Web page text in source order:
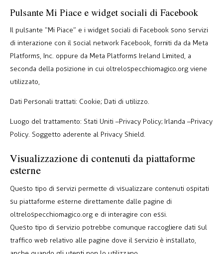
Pulsante Mi Piace e widget sociali di Facebook
Il pulsante “Mi Piace” e i widget sociali di Facebook sono servizi
di interazione con il social network Facebook, forniti da da Meta
Platforms, Inc. oppure da Meta Platforms Ireland Limited, a
seconda della posizione in cui oltrelospecchiomagico.org viene
utilizzato,
Dati Personali trattati: Cookie; Dati di utilizzo.
Luogo del trattamento: Stati Uniti –Privacy Policy; Irlanda –Privacy
Policy. Soggetto aderente al Privacy Shield.
Visualizzazione di contenuti da piattaforme
esterne
Questo tipo di servizi permette di visualizzare contenuti ospitati
su piattaforme esterne direttamente dalle pagine di
oltrelospecchiomagico.org e di interagire con essi.
Questo tipo di servizio potrebbe comunque raccogliere dati sul
traffico web relativo alle pagine dove il servizio è installato,